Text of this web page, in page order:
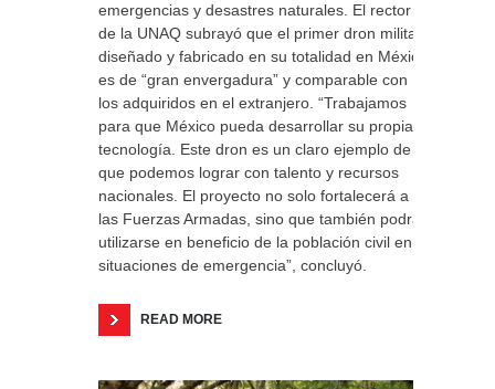
emergencias y desastres naturales. El rector
de la UNAQ subrayó que el primer dron militar
diseñado y fabricado en su totalidad en México
es de “gran envergadura” y comparable con
los adquiridos en el extranjero. “Trabajamos
para que México pueda desarrollar su propia
tecnología. Este dron es un claro ejemplo de lo
que podemos lograr con talento y recursos
nacionales. El proyecto no solo fortalecerá a
las Fuerzas Armadas, sino que también podrá
utilizarse en beneficio de la población civil en
situaciones de emergencia”, concluyó.
READ MORE